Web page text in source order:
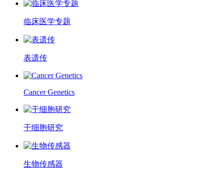
临床医学专题
表遗传
Cancer Genetics
干细胞研究
生物传感器